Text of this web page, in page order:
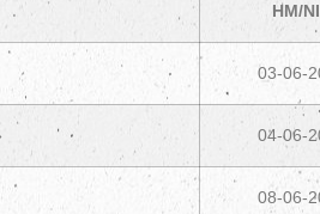
ΗΜ/
03-06-
04-06-
08-06-